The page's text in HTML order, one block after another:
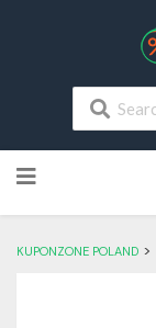
to
content
KUPONZONE POLAND >